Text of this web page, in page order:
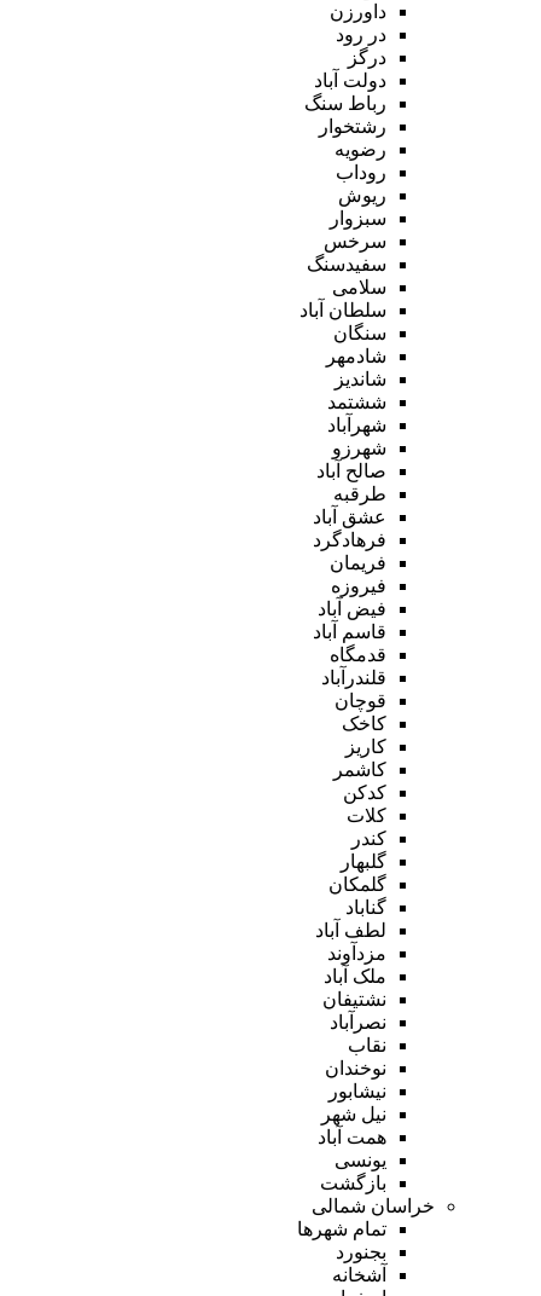
داورزن
در رود
درگز
دولت آباد
رباط سنگ
رشتخوار
رضویه
روداب
ریوش
سبزوار
سرخس
سفیدسنگ
سلامی
سلطان آباد
سنگان
شادمهر
شاندیز
ششتمد
شهرآباد
شهرزو
صالح آباد
طرقبه
عشق آباد
فرهادگرد
فریمان
فیروزه
فیض آباد
قاسم آباد
قدمگاه
قلندرآباد
قوچان
کاخک
کاریز
کاشمر
کدکن
کلات
کندر
گلبهار
گلمکان
گناباد
لطف آباد
مزدآوند
ملک آباد
نشتیفان
نصرآباد
نقاب
نوخندان
نیشابور
نیل شهر
همت آباد
یونسی
بازگشت
خراسان شمالی
تمام شهر‌ها
بجنورد
آشخانه